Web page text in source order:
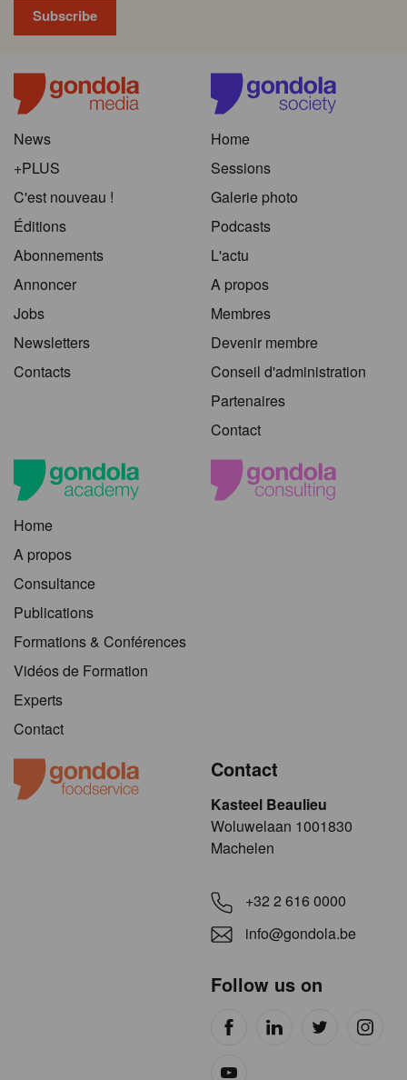
News
+PLUS
C'est nouveau !
Éditions
Abonnements
Annoncer
Jobs
Newsletters
Contacts
Home
Sessions
Galerie photo
Podcasts
L'actu
A propos
Membres
Devenir membre
Conseil d'administration
Partenaires
Contact
Home
A propos
Consultance
Publications
Formations & Conférences
Vidéos de Formation
Experts
Contact
Contact
Kasteel Beaulieu
​​​Woluwelaan 1001830
Machelen
+32 2 616 0000
info@gondola.be
Follow us on